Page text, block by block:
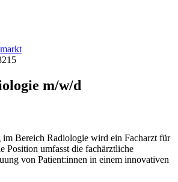
m/w/d
im Bereich Radiologie wird ein Facharzt für
Position umfasst die fachärztliche
von Patient:innen in einem innovativen